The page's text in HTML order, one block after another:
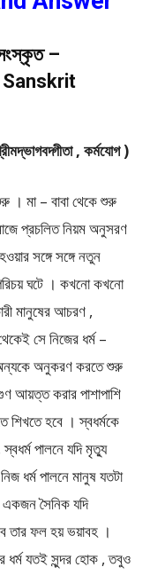
সংস্কৃত –
Sanskrit
, কর্মযোগ )
। মা – বাবা থেকে শুরু
প্রচলিত নিয়ম অনুসরণ
সঙ্গে সঙ্গে নতুন
পরিচয় ঘটে । কখনো কখনো
মানুষের আচরণ ,
সে নিজের ধর্ম –
অনুকরণ করতে শুরু
আয়ত্ত করার পাশাপাশি
শিখতে হবে । স্বধর্মকে
পালনে যদি মৃত্যু
ধর্ম পালনে মানুষ যতটা
একজন সৈনিক যদি
তার ফল হয় ভয়াবহ ।
ধর্ম যতই সুন্দর হোক , তবুও